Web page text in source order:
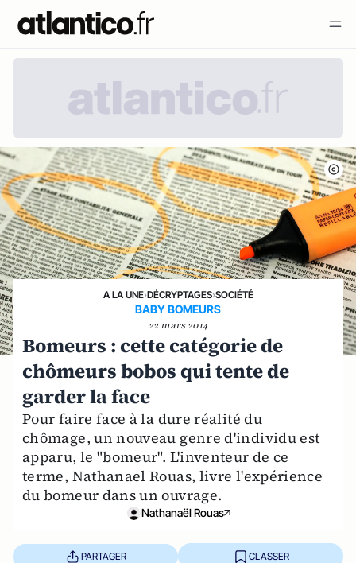
A LA UNE›DÉCRYPTAGES›SOCIÉTÉ
BABY BOMEURS
22 mars 2014
Bomeurs : cette catégorie de
chômeurs bobos qui tente de
garder la face
Pour faire face à la dure réalité du
chômage, un nouveau genre d'individu est
apparu, le "bomeur". L'inventeur de ce
terme, Nathanael Rouas, livre l'expérience
du bomeur dans un ouvrage.
Nathanaël Rouas
PARTAGER CLASSER